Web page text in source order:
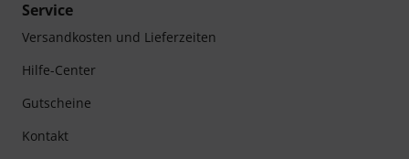
Service
Versandkosten und Lieferzeiten
Hilfe-Center
Gutscheine
Kontakt